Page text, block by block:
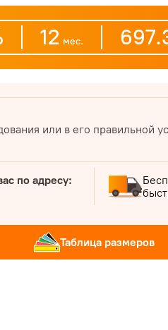
12 мес.
или в его правильной
по адресу:
Таблица размеров